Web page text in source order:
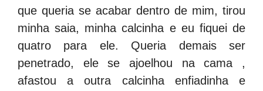
que queria se acabar dentro de mim, tirou
minha saia, minha calcinha e eu fiquei de
quatro para ele. Queria demais ser
penetrado, ele se ajoelhou na cama ,
afastou a outra calcinha enfiadinha e